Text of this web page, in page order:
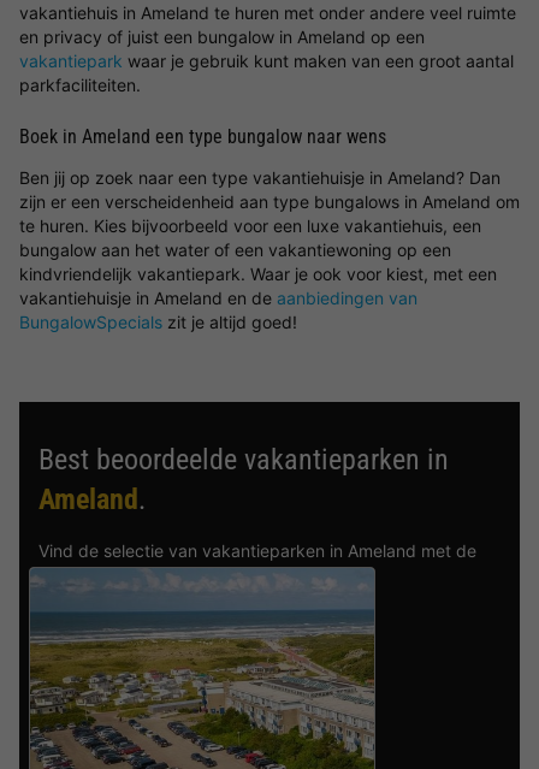
vakantiehuis in Ameland te huren met onder andere veel ruimte
en privacy of juist een bungalow in Ameland op een
vakantiepark waar je gebruik kunt maken van een groot aantal
parkfaciliteiten.
Boek in Ameland een type bungalow naar wens
Ben jij op zoek naar een type vakantiehuisje in Ameland? Dan
zijn er een verscheidenheid aan type bungalows in Ameland om
te huren. Kies bijvoorbeeld voor een luxe vakantiehuis, een
bungalow aan het water of een vakantiewoning op een
kindvriendelijk vakantiepark. Waar je ook voor kiest, met een
vakantiehuisje in Ameland en de aanbiedingen van
BungalowSpecials zit je altijd goed!
Best beoordeelde vakantieparken in
Ameland.
Vind de selectie van vakantieparken in Ameland met de
beste reviews.